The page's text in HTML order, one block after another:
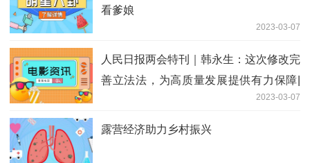
看爹娘
2023-03-07
人民日报两会特刊｜韩永生：这次修改完
善立法法，为高质量发展提供有力保障|
2023-03-07
露营经济助力乡村振兴